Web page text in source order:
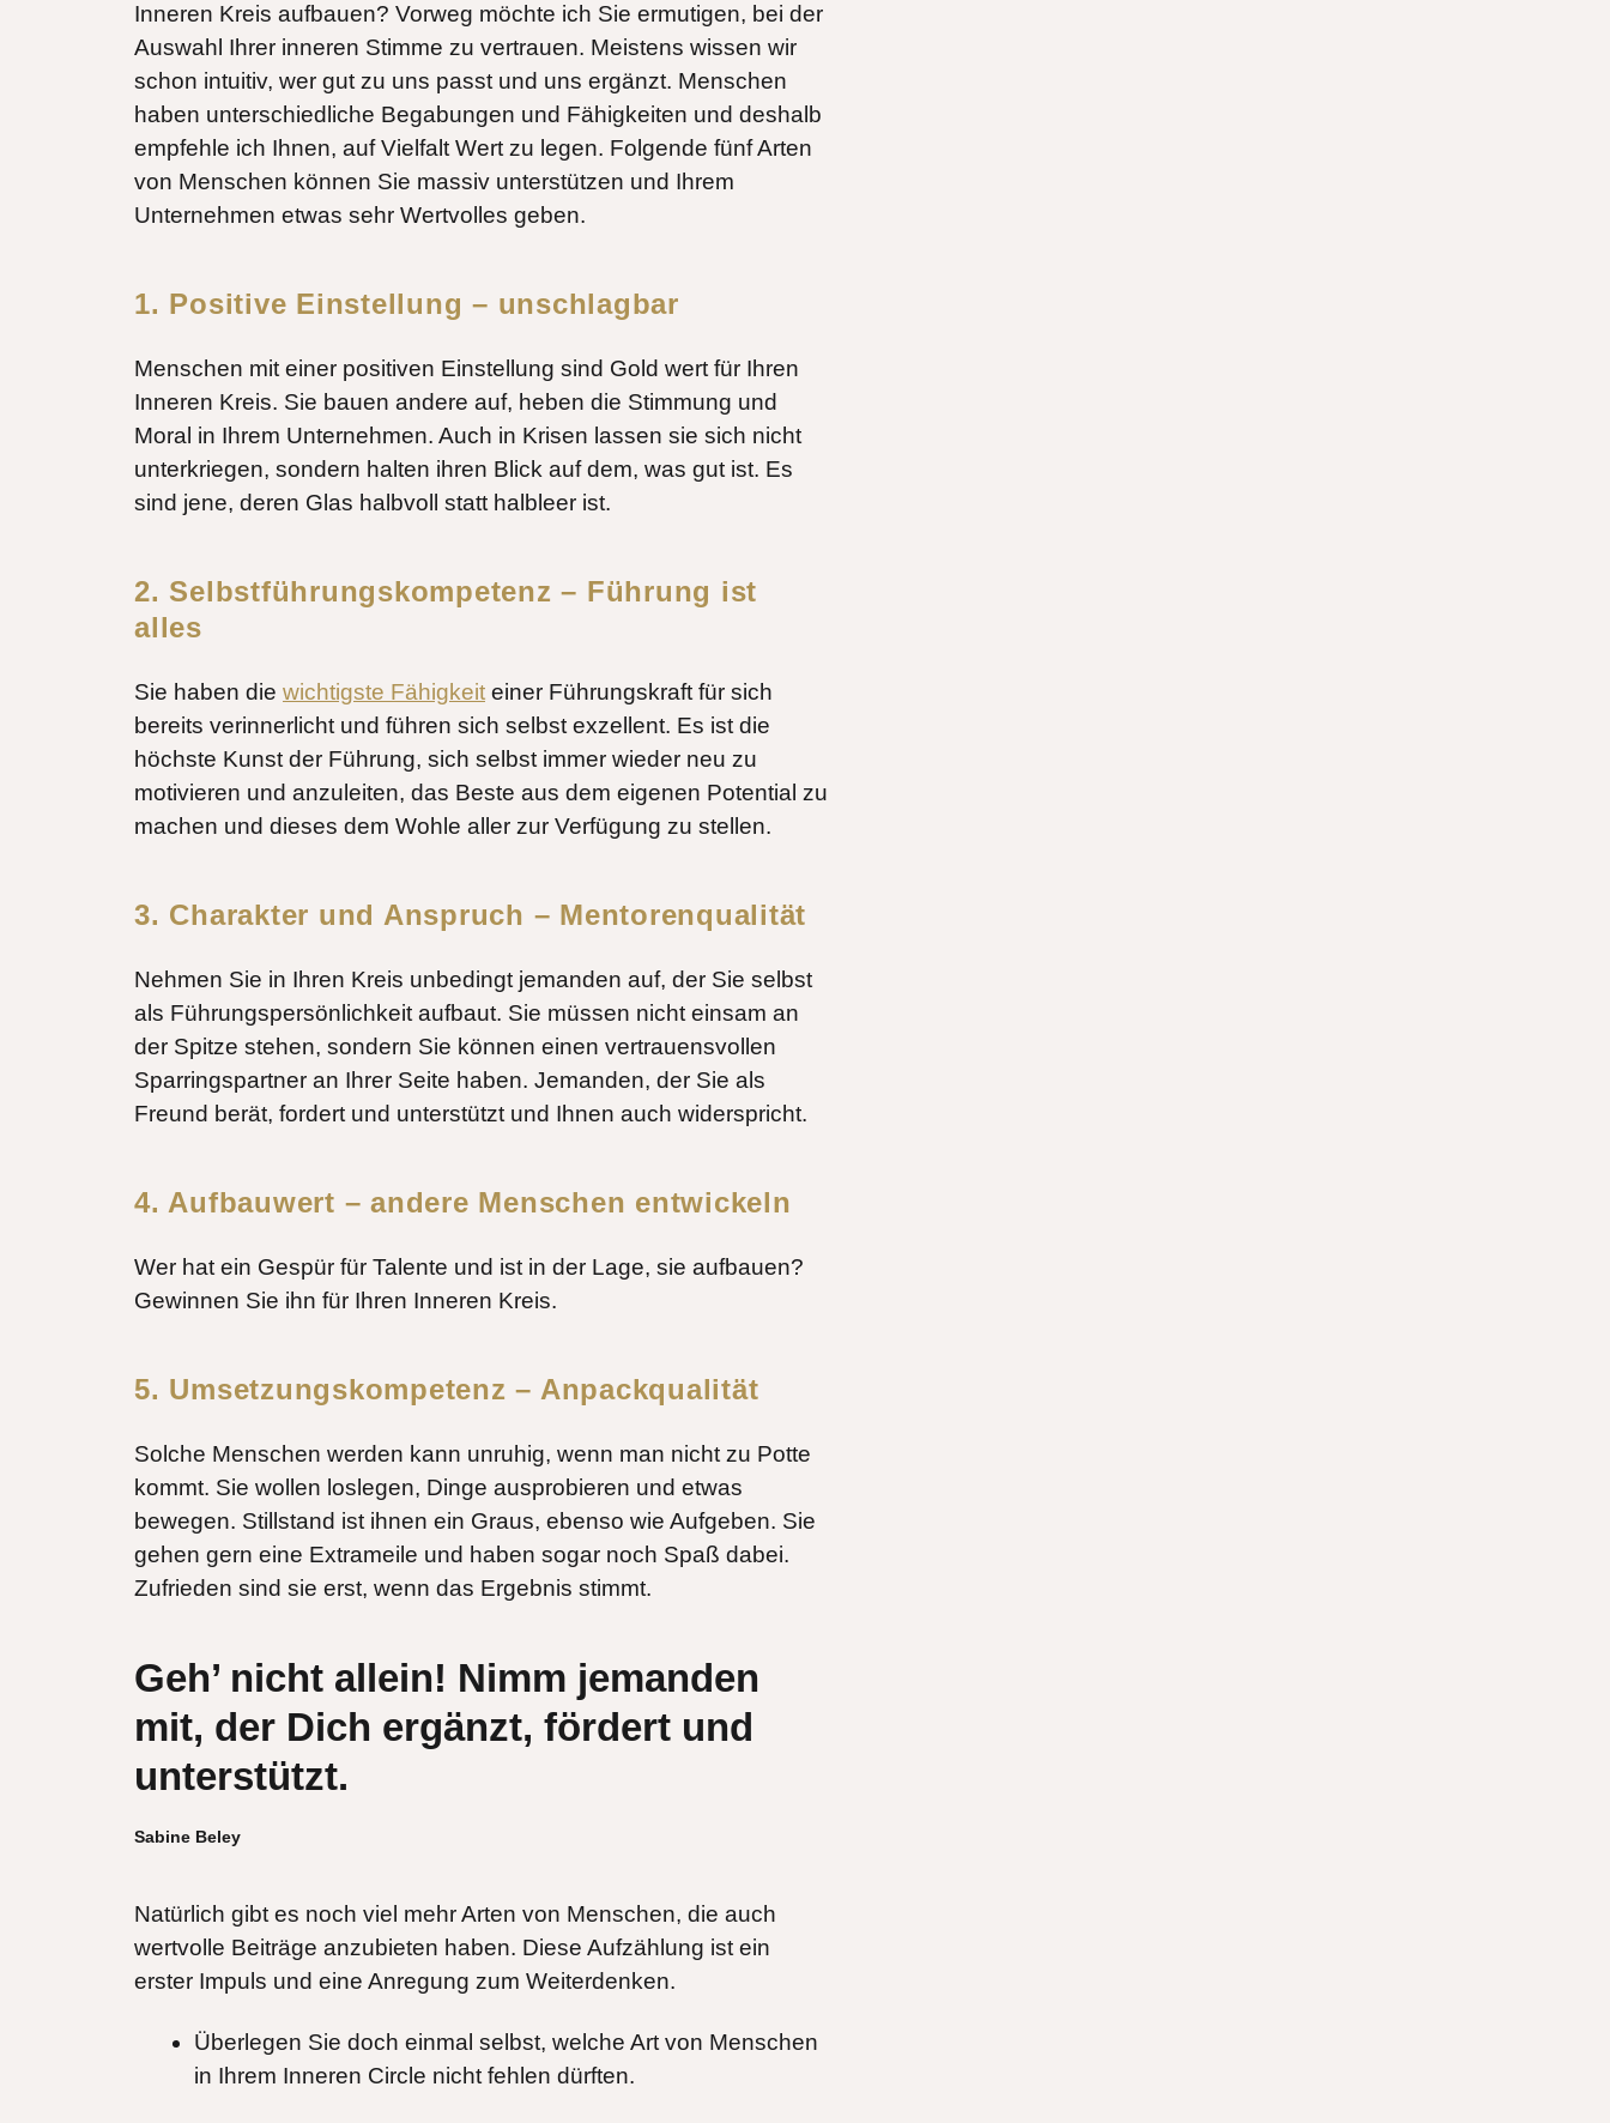
Inneren Kreis aufbauen? Vorweg möchte ich Sie ermutigen, bei der
Auswahl Ihrer inneren Stimme zu vertrauen. Meistens wissen wir
schon intuitiv, wer gut zu uns passt und uns ergänzt. Menschen
haben unterschiedliche Begabungen und Fähigkeiten und deshalb
empfehle ich Ihnen, auf Vielfalt Wert zu legen. Folgende fünf Arten
von Menschen können Sie massiv unterstützen und Ihrem
Unternehmen etwas sehr Wertvolles geben.
1. Positive Einstellung – unschlagbar
Menschen mit einer positiven Einstellung sind Gold wert für Ihren
Inneren Kreis. Sie bauen andere auf, heben die Stimmung und
Moral in Ihrem Unternehmen. Auch in Krisen lassen sie sich nicht
unterkriegen, sondern halten ihren Blick auf dem, was gut ist. Es
sind jene, deren Glas halbvoll statt halbleer ist.
2. Selbstführungskompetenz – Führung ist
alles
Sie haben die wichtigste Fähigkeit einer Führungskraft für sich
bereits verinnerlicht und führen sich selbst exzellent. Es ist die
höchste Kunst der Führung, sich selbst immer wieder neu zu
motivieren und anzuleiten, das Beste aus dem eigenen Potential zu
machen und dieses dem Wohle aller zur Verfügung zu stellen.
3. Charakter und Anspruch – Mentorenqualität
Nehmen Sie in Ihren Kreis unbedingt jemanden auf, der Sie selbst
als Führungspersönlichkeit aufbaut. Sie müssen nicht einsam an
der Spitze stehen, sondern Sie können einen vertrauensvollen
Sparringspartner an Ihrer Seite haben. Jemanden, der Sie als
Freund berät, fordert und unterstützt und Ihnen auch widerspricht.
4. Aufbauwert – andere Menschen entwickeln
Wer hat ein Gespür für Talente und ist in der Lage, sie aufbauen?
Gewinnen Sie ihn für Ihren Inneren Kreis.
5. Umsetzungskompetenz – Anpackqualität
Solche Menschen werden kann unruhig, wenn man nicht zu Potte
kommt. Sie wollen loslegen, Dinge ausprobieren und etwas
bewegen. Stillstand ist ihnen ein Graus, ebenso wie Aufgeben. Sie
gehen gern eine Extrameile und haben sogar noch Spaß dabei.
Zufrieden sind sie erst, wenn das Ergebnis stimmt.
Geh’ nicht allein! Nimm jemanden
mit, der Dich ergänzt, fördert und
unterstützt.
Sabine Beley
Natürlich gibt es noch viel mehr Arten von Menschen, die auch
wertvolle Beiträge anzubieten haben. Diese Aufzählung ist ein
erster Impuls und eine Anregung zum Weiterdenken.
Überlegen Sie doch einmal selbst, welche Art von Menschen
in Ihrem Inneren Circle nicht fehlen dürften.